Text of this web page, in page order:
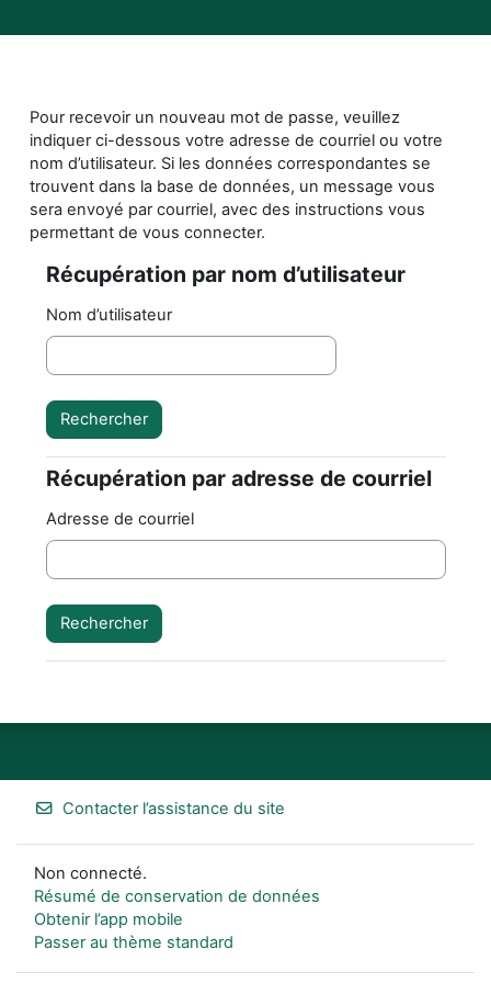
Pour recevoir un nouveau mot de passe, veuillez
indiquer ci-dessous votre adresse de courriel ou votre
nom d’utilisateur. Si les données correspondantes se
trouvent dans la base de données, un message vous
sera envoyé par courriel, avec des instructions vous
permettant de vous connecter.
Récupération par nom d’utilisateur
Récupération par nom d’utilisateur
Nom d’utilisateur
Récupération par adresse de courriel
Récupération par adresse de courriel
Adresse de courriel
Contacter l’assistance du site
Non connecté.
Résumé de conservation de données
Obtenir l’app mobile
Passer au thème standard